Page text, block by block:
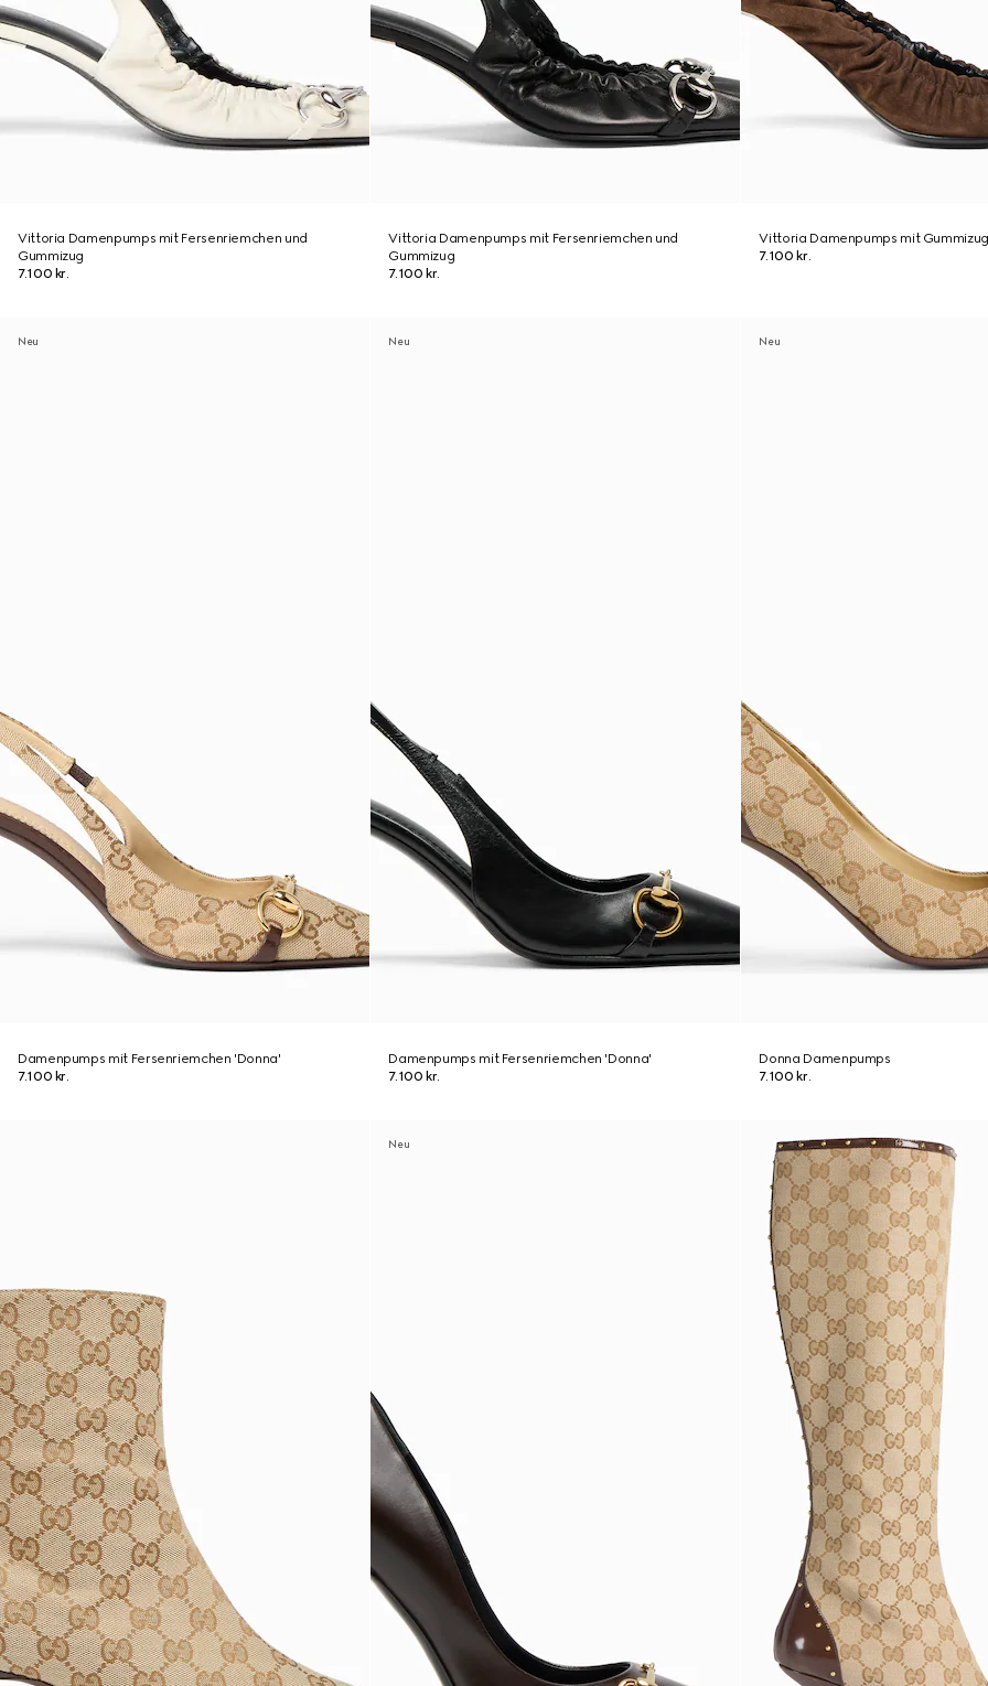
Vittoria Damenpumps mit Fersenriemchen und
Gummizug
7.100 kr.
Vittoria Damenpumps mit Fersenriemchen und
Gummizug
7.100 kr.
Vittoria Damenpumps mit Gummizug
7.100 kr.
Neu
Damenpumps mit Fersenriemchen 'Donna'
7.100 kr.
Neu
Damenpumps mit Fersenriemchen 'Donna'
7.100 kr.
Neu
Donna Damenpumps
7.100 kr.
Neu